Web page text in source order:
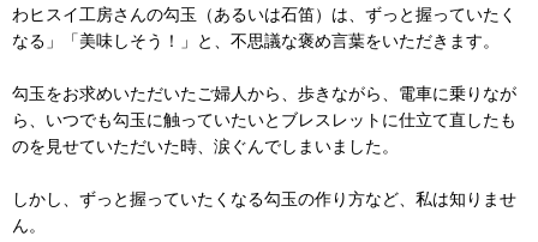
わヒスイ工房さんの勾玉（あるいは石笛）は、ずっと握っていたく
なる」「美味しそう！」と、不思議な褒め言葉をいただきます。
勾玉をお求めいただいたご婦人から、歩きながら、電車に乗りなが
ら、いつでも勾玉に触っていたいとブレスレットに仕立て直したも
のを見せていただいた時、涙ぐんでしまいました。
しかし、ずっと握っていたくなる勾玉の作り方など、私は知りませ
ん。